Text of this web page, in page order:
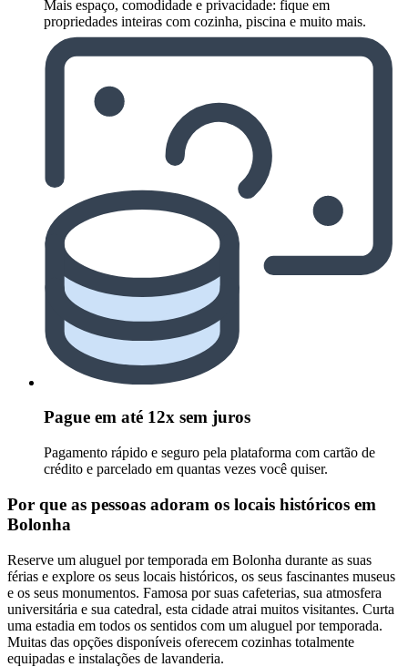
Mais espaço, comodidade e privacidade: fique em
propriedades inteiras com cozinha, piscina e muito mais.
Pague em até 12x sem juros
Pagamento rápido e seguro pela plataforma com cartão de
crédito e parcelado em quantas vezes você quiser.
Por que as pessoas adoram os locais históricos em
Bolonha
Reserve um aluguel por temporada em Bolonha durante as suas
férias e explore os seus locais históricos, os seus fascinantes museus
e os seus monumentos. Famosa por suas cafeterias, sua atmosfera
universitária e sua catedral, esta cidade atrai muitos visitantes. Curta
uma estadia em todos os sentidos com um aluguel por temporada.
Muitas das opções disponíveis oferecem cozinhas totalmente
equipadas e instalações de lavanderia.